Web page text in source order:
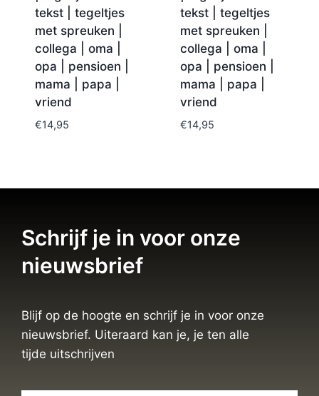
tekst | tegeltjes
met spreuken |
collega | oma |
opa | pensioen |
mama | papa |
vriend
€14,95
tekst | tegeltjes
met spreuken |
collega | oma |
opa | pensioen |
mama | papa |
vriend
€14,95
Schrijf je in voor onze
nieuwsbrief
Blijf op de hoogte en schrijf je in voor onze
nieuwsbrief. Uiteraard kan je, je ten alle
tijde uitschrijven